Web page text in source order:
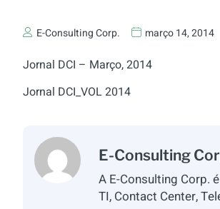
E-Consulting Corp. março 14, 2014
Jornal DCI – Março, 2014
Jornal DCI_VOL 2014
E-Consulting
A E-Consulting Corp.
TI, Contact Center,